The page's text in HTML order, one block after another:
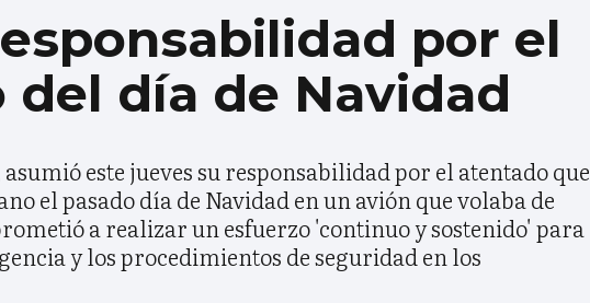
por el
día de Navidad
este jueves su responsabilidad por el atentado que
el pasado día de Navidad en un avión que volaba de
a realizar un esfuerzo 'continuo y sostenido' para
y los procedimientos de seguridad en los